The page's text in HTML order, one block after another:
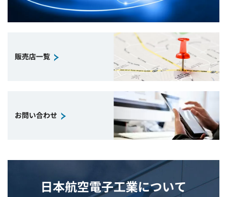
販売店一覧
お問い合わせ
日本航空電子工業について